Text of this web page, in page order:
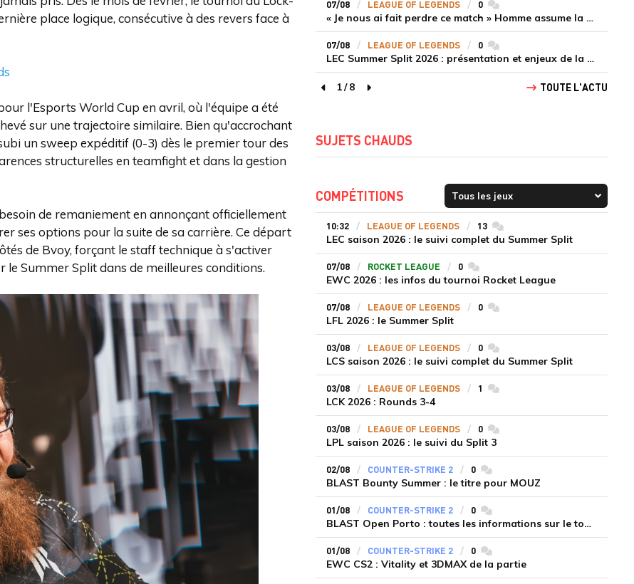
place logique, consécutive à des revers face à
l'Esports World Cup en avril, où l'équipe a été
sur une trajectoire similaire. Bien qu'accrochant
un sweep expéditif (0-3) dès le premier tour des
structurelles en teamfight et dans la gestion
de remaniement en annonçant officiellement
ses options pour la suite de sa carrière. Ce départ
de Bvoy, forçant le staff technique à s'activer
Summer Split dans de meilleures conditions.
07/08 LEAGUE OF LEGENDS 0commentaires
« Je nous ai fait perdre ce match » Homme assume la responsabilité de la défaite de HLE face à Gen.G
07/08 LEAGUE OF LEGENDS 0commentaires
LEC Summer Split 2026 : présentation et enjeux de la troisième semaine de compétition
page précédente
1/8
page suivante
TOUTE L'ACTU
SUJETS CHAUDS
COMPÉTITIONS
10:32 LEAGUE OF LEGENDS 13commentaires
LEC saison 2026 : le suivi complet du Summer Split
07/08 ROCKET LEAGUE 0commentaires
EWC 2026 : les infos du tournoi Rocket League
07/08 LEAGUE OF LEGENDS 0commentaires
LFL 2026 : le Summer Split
03/08 LEAGUE OF LEGENDS 0commentaires
LCS saison 2026 : le suivi complet du Summer Split
03/08 LEAGUE OF LEGENDS 1 commentaires
LCK 2026 : Rounds 3-4
03/08 LEAGUE OF LEGENDS 0commentaires
LPL saison 2026 : le suivi du Split 3
02/08 COUNTER-STRIKE 2 0commentaires
BLAST Bounty Summer : le titre pour MOUZ
01/08 COUNTER-STRIKE 2 0commentaires
BLAST Open Porto : toutes les informations sur le tournoi
01/08 COUNTER-STRIKE 2 0commentaires
EWC CS2 : Vitality et 3DMAX de la partie